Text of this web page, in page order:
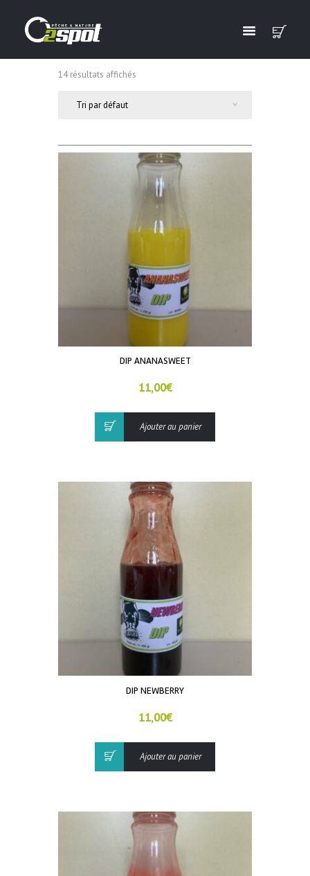
14 résultats affichés
DIP ANANASWEET
11,00€
Ajouter au panier
DIP NEWBERRY
11,00€
Ajouter au panier